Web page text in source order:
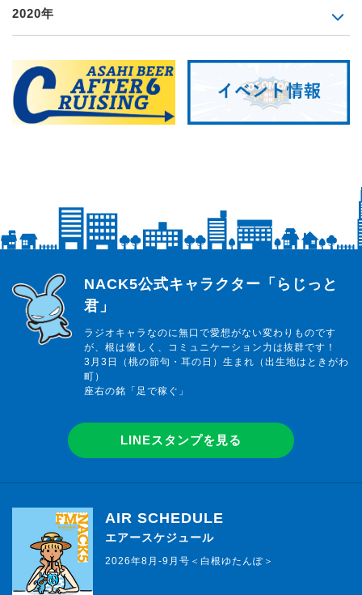
2020年
らじっと君
NACK5公式キャラクター「らじっと
君」
ラジオキャラなのに無口で愛想がない変わりものです
が、根は優しく、コミュニケーション力は抜群です！
3月3日（桃の節句・耳の日）生まれ（出生地はときがわ
町）
座右の銘「足で稼ぐ」
LINEスタンプを見る
AIR SCHEDULE
エアースケジュール
2026年8月-9月号＜白根ゆたんぽ＞